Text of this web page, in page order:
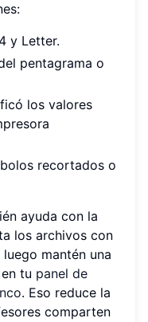
y Letter.
pentagrama o
los valores
recortados o
ayuda con la
los archivos con
mantén una
tu panel de
. Eso reduce la
comparten